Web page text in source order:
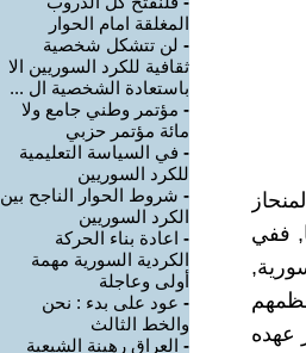
ففي
عهده
المغلقة امام الحوار
- لن تتشكل شخصية
ثقافية للكرد السوريين الا
باستعادة الشخصية ال ...
- مؤتمر وطني جامع ولا
مائة مؤتمر حزبي
- في السياسة التعليمية
للكرد السوريين
- شروط الحوار الناجح بين
الكرد السوريين
- اعادة بناء الحركة
الكردية السورية مهمة
أولى وعاجلة
- عود على بدء : نحن
والخط الثالث
- العراق رهينة الشيعية